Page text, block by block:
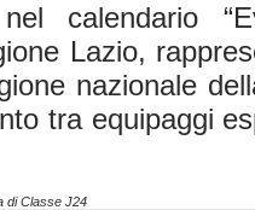
nel calendario
Lazio,
nazionale
tra equipaggi
di Classe J24